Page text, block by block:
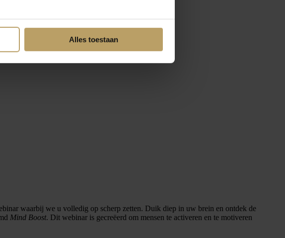
Alles toestaan
waarbij we u volledig op scherp zetten. Duik diep in uw brein en ontdek de
Mind Boost. Dit webinar is gecreëerd om mensen te activeren en te motiveren